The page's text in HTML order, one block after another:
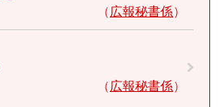
広報秘書係
広報秘書係